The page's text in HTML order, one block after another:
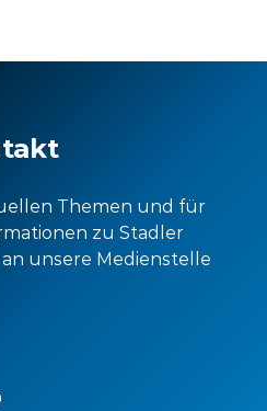
Themen und für
zu Stadler
unsere Medienstelle